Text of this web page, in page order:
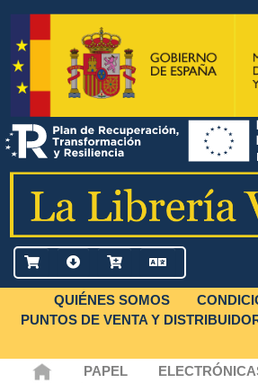
QUIÉNES SOMOS
PUNTOS DE VENTA Y
PAPEL